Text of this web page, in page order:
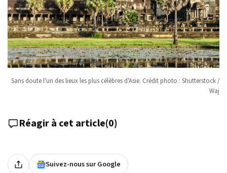
Sans doute l'un des lieux les plus célèbres d'Asie. Crédit photo : Shutterstock /
Waj
Réagir à cet article(0)
Suivez-nous sur Google